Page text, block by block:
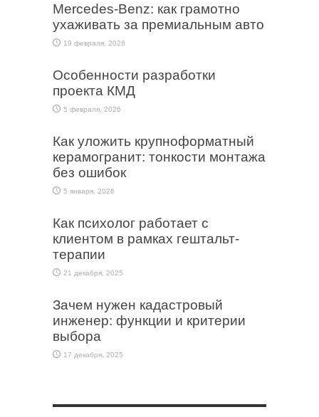
Mercedes-Benz: как грамотно
ухаживать за премиальным авто
19 февраля, 2026
Особенности разработки
проекта КМД
5 февраля, 2026
Как уложить крупноформатный
керамогранит: тонкости монтажа
без ошибок
5 января, 2026
Как психолог работает с
клиентом в рамках гештальт-
терапии
21 декабря, 2025
Зачем нужен кадастровый
инженер: функции и критерии
выбора
17 декабря, 2025